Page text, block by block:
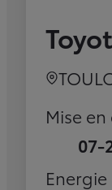
Mise
07-
Energie